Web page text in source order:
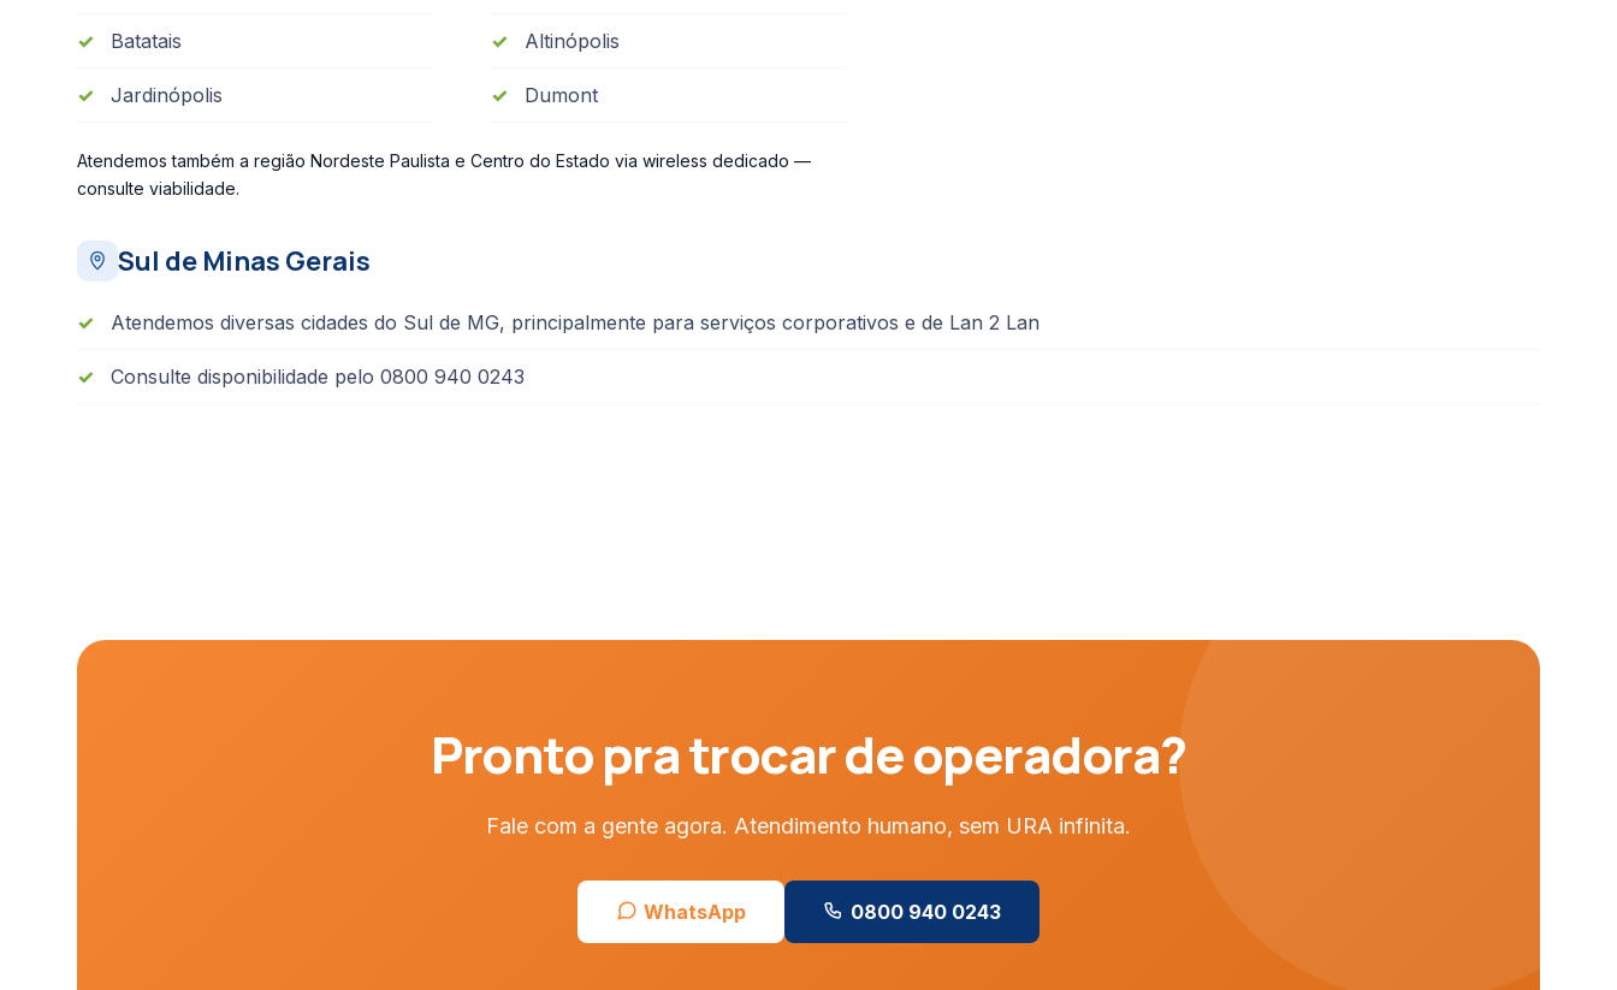
Batatais
Jardinópolis
Altinópolis
Dumont
Atendemos também a região Nordeste Paulista e Centro do Estado via wireless dedicado —
consulte viabilidade.
Sul de Minas Gerais
Atendemos diversas cidades do Sul de MG, principalmente para serviços corporativos e de Lan 2 Lan
Consulte disponibilidade pelo 0800 940 0243
Pronto pra trocar de operadora?
Fale com a gente agora. Atendimento humano, sem URA infinita.
WhatsApp 0800 940 0243